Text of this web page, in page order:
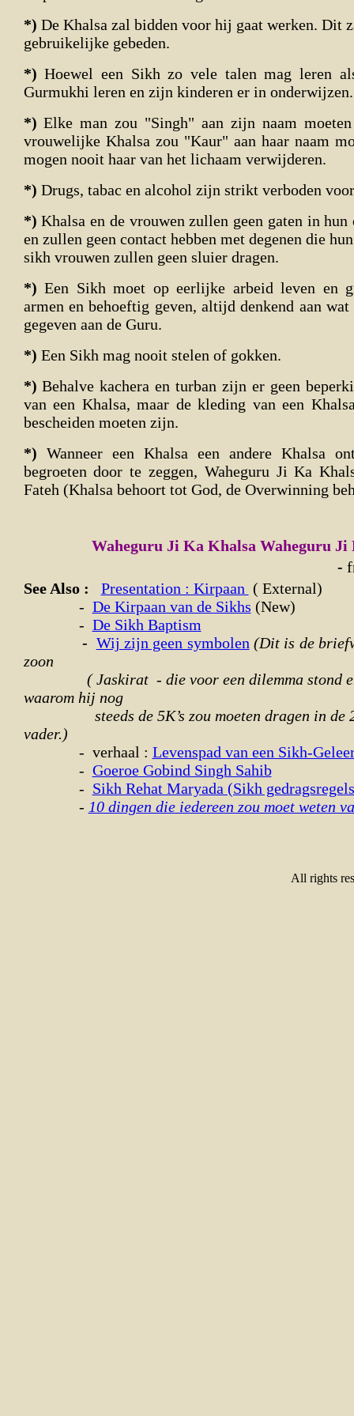
*) De Khalsa zal bidden voor hij gaat werken. Dit
gebruikelijke gebeden.
*) Hoewel een Sikh zo vele talen mag leren
Gurmukhi leren en zijn kinderen er in onderwijzen.
*)Elke man zou "Singh" aan zijn naam
vrouwelijke Khalsa zou "Kaur" aan haar naam
mogen nooit haar van het lichaam verwijderen.
*) Drugs, tabac en alcohol zijn strikt verboden
*) Khalsa en de vrouwen zullen geen gaten in hun
en zullen geen contact hebben met degenen die
sikh vrouwen zullen geen sluier dragen.
*)Een Sikh moet op eerlijke arbeid leven en
armen en behoeftig geven, altijd denkend aan
gegeven aan de Guru.
*) Een Sikh mag nooit stelen of gokken.
*) Behalve kachera en turban zijn er geen
van een Khalsa, maar de kleding van een
bescheiden moeten zijn.
*) Wanneer een Khalsa een andere Khalsa
begroeten door te zeggen, Waheguru Ji Ka
Fateh (Khalsa behoort tot God, de Overwinning
Waheguru Ji Ka Khalsa Waheguru Ji
-
See Also :
Presentation : Kirpaan ( External)
- De Kirpaan van de Sikhs (New)
- De Sikh Baptism
- Wij zijn geen symbolen (Dit is de
zoon
( Jaskirat - die voor een dilemma stond en
waarom hij nog
steeds de 5K’s zou moeten dragen in de
vader.)
- verhaal : Levenspad van een Sikh-
- Goeroe Gobind Singh Sahib
- Sikh Rehat Maryada (Sikh
- 10 dingen die iedereen zou moet weten
All rights